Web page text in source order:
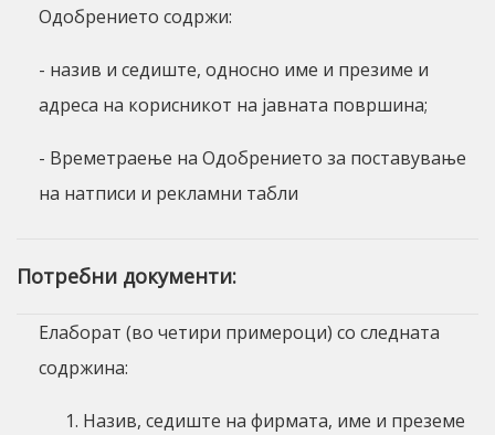
Одобрението содржи:
- назив и седиште, односно име и презиме и
адреса на корисникот на јавната површина;
- Времетраење на Одобрението за поставување
на натписи и рекламни табли
Потребни документи:
Елаборат (во четири примероци) со следната
содржина:
Назив, седиште на фирмата, име и преземе